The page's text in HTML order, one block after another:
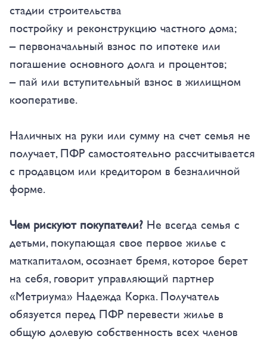
стадии строительства
постройку и реконструкцию частного дома;
– первоначальный взнос по ипотеке или
погашение основного долга и процентов;
– пай или вступительный взнос в жилищном
кооперативе.
Наличных на руки или сумму на счет семья не
получает, ПФР самостоятельно рассчитывается
с продавцом или кредитором в безналичной
форме.
Чем рискуют покупатели? Не всегда семья с
детьми, покупающая свое первое жилье с
маткапиталом, осознает бремя, которое берет
на себя, говорит управляющий партнер
«Метриума» Надежда Корка. Получатель
обязуется перед ПФР перевести жилье в
общую долевую собственность всех членов